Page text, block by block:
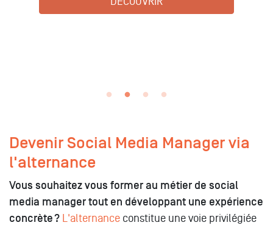
Devenir Social Media Manager via
l'alternance
Vous souhaitez vous former au métier de social
media manager tout en développant une expérience
concrète ? L'alternance constitue une voie privilégiée